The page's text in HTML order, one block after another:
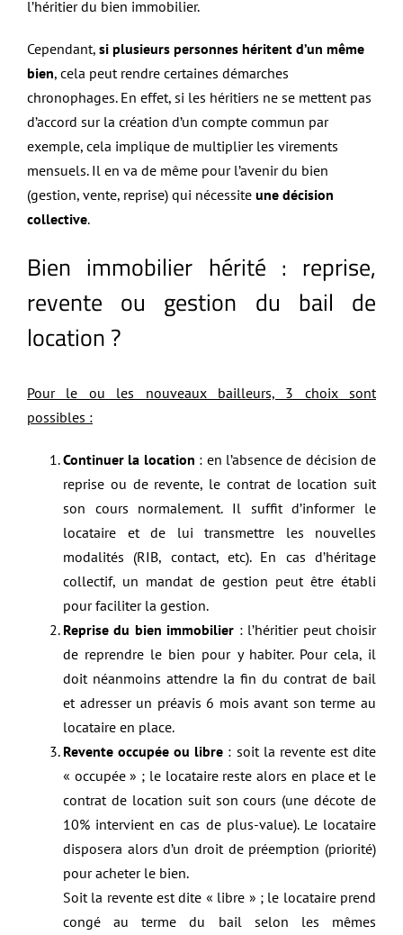
l’héritier du bien immobilier.
Cependant, si plusieurs personnes héritent d’un même
bien, cela peut rendre certaines démarches
chronophages. En effet, si les héritiers ne se mettent pas
d’accord sur la création d’un compte commun par
exemple, cela implique de multiplier les virements
mensuels. Il en va de même pour l’avenir du bien
(gestion, vente, reprise) qui nécessite une décision
collective.
Bien immobilier hérité : reprise,
revente ou gestion du bail de
location ?
Pour le ou les nouveaux bailleurs, 3 choix sont
possibles :
Continuer la location : en l’absence de décision de
reprise ou de revente, le contrat de location suit
son cours normalement. Il suffit d’informer le
locataire et de lui transmettre les nouvelles
modalités (RIB, contact, etc). En cas d’héritage
collectif, un mandat de gestion peut être établi
pour faciliter la gestion.
Reprise du bien immobilier : l’héritier peut choisir
de reprendre le bien pour y habiter. Pour cela, il
doit néanmoins attendre la fin du contrat de bail
et adresser un préavis 6 mois avant son terme au
locataire en place.
Revente occupée ou libre : soit la revente est dite
« occupée » ; le locataire reste alors en place et le
contrat de location suit son cours (une décote de
10% intervient en cas de plus-value). Le locataire
disposera alors d’un droit de préemption (priorité)
pour acheter le bien.
Soit la revente est dite « libre » ; le locataire prend
congé au terme du bail selon les mêmes